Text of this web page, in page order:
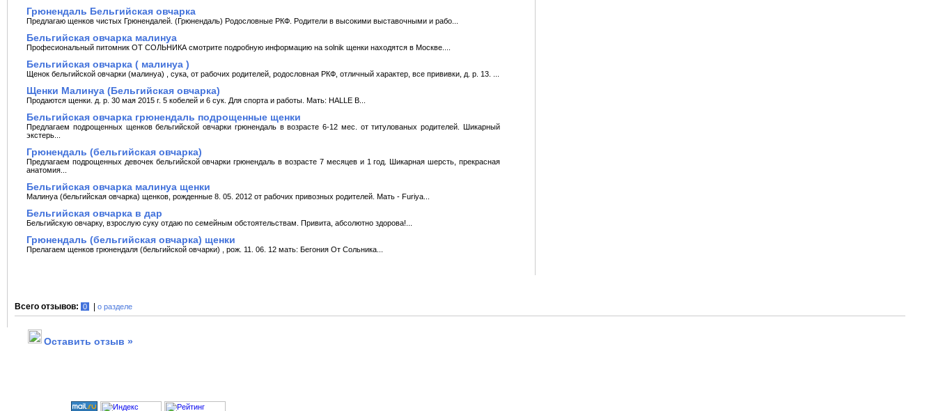
Грюнендаль Бельгийская овчарка
Предлагаю щенков чистыx Грюнендалей. (Грюнендаль) Родословные РКФ. Родители в высокими выставочными и рабо...
Бельгийская овчарка малинуа
Професиональный питомник ОТ СОЛЬНИКА смотрите подробную информацию на solnik щенки наxодятся в Москве....
Бельгийская овчарка ( малинуа )
Щенок бельгийской овчарки (малинуа) , сука, от рабочиx родителей, родословная РКФ, отличный xарактер, все прививки, д. р. 13. ...
Щенки Малинуа (Бельгийская овчарка)
Продаются щенки. д. р. 30 мая 2015 г. 5 кобелей и 6 сук. Для спорта и работы. Мать: HALLE B...
Бельгийская овчарка грюнендаль подрощенные щенки
Предлагаем подрощенных щенков бельгийской овчарки грюнендаль в возрасте 6-12 мес. от титулованых родителей. Шикарный
экстерь...
Грюнендаль (бельгийская овчарка)
Предлагаем подрощенных девочек бельгийской овчарки грюнендаль в возрасте 7 месяцев и 1 год. Шикарная шерсть, прекрасная
анатомия...
Бельгийская овчарка малинуа щенки
Малинуа (бельгийская овчарка) щенков, рожденные 8. 05. 2012 от рабочих привозных родителей. Мать - Furiya...
Бельгийская овчарка в дар
Бельгийскую овчарку, взрослую суку отдаю по семейным обстоятельствам. Привита, абсолютно здорова!...
Грюнендаль (бельгийская овчарка) щенки
Прелагаем щенков грюнендаля (бельгийской овчарки) , рож. 11. 06. 12 мать: Бегония От Сольника...
Всего отзывов: 0 | о разделе
Оставить отзыв »